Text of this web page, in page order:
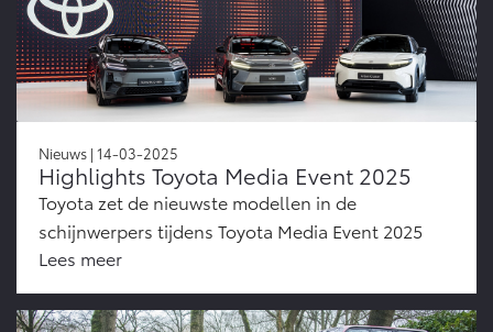
Nieuws | 14-03-2025
Highlights Toyota Media Event 2025
Toyota zet de nieuwste modellen in de
schijnwerpers tijdens Toyota Media Event 2025
Lees meer